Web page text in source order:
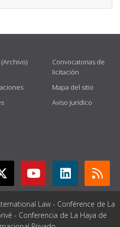
Convocatorias de
licitación
Mapa del sitio
Aviso jurídico
Law - Conférence de La
- Conferencia de La Haya de